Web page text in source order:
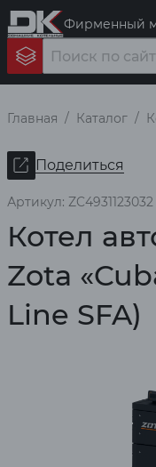
Фирменный
Главная Каталог
Поделиться
Артикул: ZC4931123032
Котел
Zota
Line SFA)